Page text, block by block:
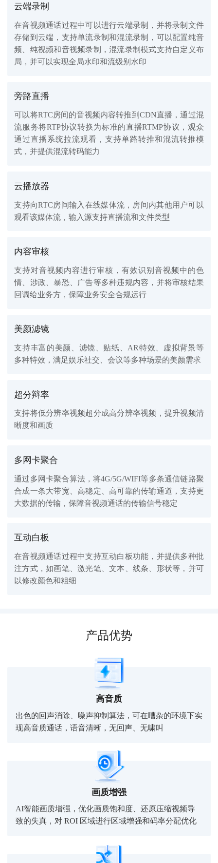
云端录制
在音视频通话过程中可以进行云端录制，并将录制文件
存储到云端，支持单流录制和混流录制，可以配置纯音
频、纯视频和音视频录制，混流录制模式支持自定义布
局，并可以实现全局水印和流级别水印
旁路直播
可以将RTC房间的音视频内容转推到CDN直播，通过混
流服务将RTP协议转换为标准的直播RTMP协议，观众
通过直播系统拉流观看，支持单路转推和混流转推模
式，并提供混流转码能力
云播放器
支持向RTC房间输入在线媒体流，房间内其他用户可以
观看该媒体流，输入源支持直播流和文件类型
内容审核
支持对音视频内容进行审核，有效识别音视频中的色
情、涉政、暴恐、广告等多种违规内容，并将审核结果
回调给业务方，保障业务安全合规运行
美颜滤镜
支持丰富的美颜、滤镜、贴纸、AR特效、虚拟背景等
多种特效，满足娱乐社交、会议等多种场景的美颜需求
超分辩率
支持将低分辨率视频超分成高分辨率视频，提升视频清
晰度和画质
多网卡聚合
通过多网卡聚合算法，将4G/5G/WIFI等多条通信链路聚
合成一条大带宽、高稳定、高可靠的传输通道，支持更
大数据的传输，保障音视频通话的传输信号稳定
互动白板
在音视频通话过程中支持互动白板功能，并提供多种批
注方式，如画笔、激光笔、文本、线条、形状等，并可
以修改颜色和粗细
产品优势
高音质
出色的回声消除、噪声抑制算法，可在嘈杂的环境下实
现高音质通话，语音清晰，无回声、无啸叫
画质增强
AI智能画质增强，优化画质饱和度、还原压缩视频导
致的失真，对 ROI 区域进行区域增强和码率分配优化